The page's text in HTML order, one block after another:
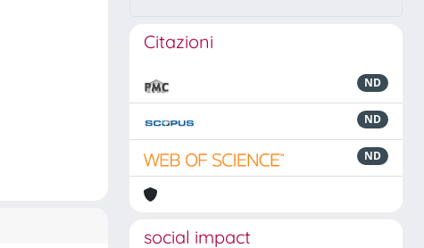
Citazioni
ND
ND
ND
social impact